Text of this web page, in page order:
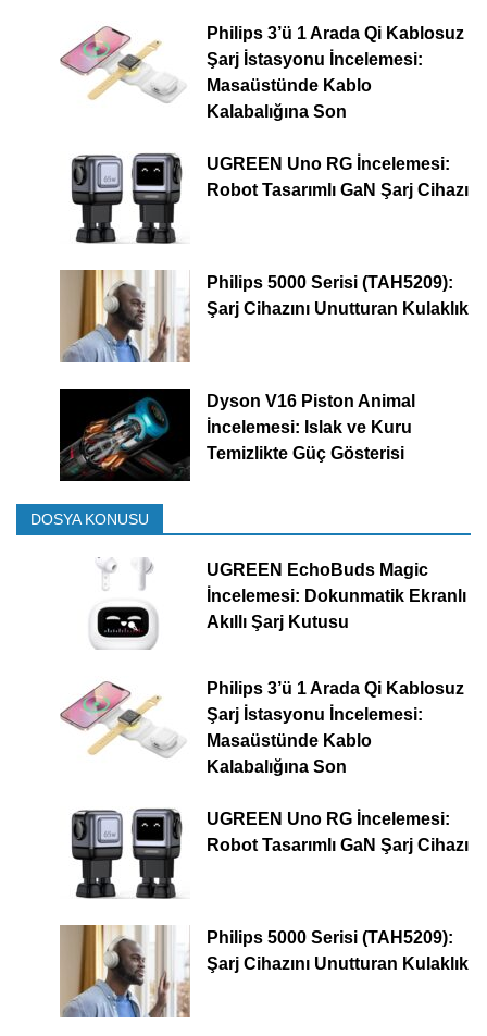
Philips 3’ü 1 Arada Qi Kablosuz
Şarj İstasyonu İncelemesi:
Masaüstünde Kablo
Kalabalığına Son
UGREEN Uno RG İncelemesi:
Robot Tasarımlı GaN Şarj Cihazı
Philips 5000 Serisi (TAH5209):
Şarj Cihazını Unutturan Kulaklık
Dyson V16 Piston Animal
İncelemesi: Islak ve Kuru
Temizlikte Güç Gösterisi
DOSYA KONUSU
UGREEN EchoBuds Magic
İncelemesi: Dokunmatik Ekranlı
Akıllı Şarj Kutusu
Philips 3’ü 1 Arada Qi Kablosuz
Şarj İstasyonu İncelemesi:
Masaüstünde Kablo
Kalabalığına Son
UGREEN Uno RG İncelemesi:
Robot Tasarımlı GaN Şarj Cihazı
Philips 5000 Serisi (TAH5209):
Şarj Cihazını Unutturan Kulaklık